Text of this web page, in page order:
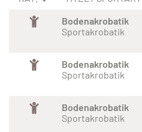
Bodenakrobatik
Sportakrobatik
Bodenakrobatik
Sportakrobatik
Bodenakrobatik
Sportakrobatik